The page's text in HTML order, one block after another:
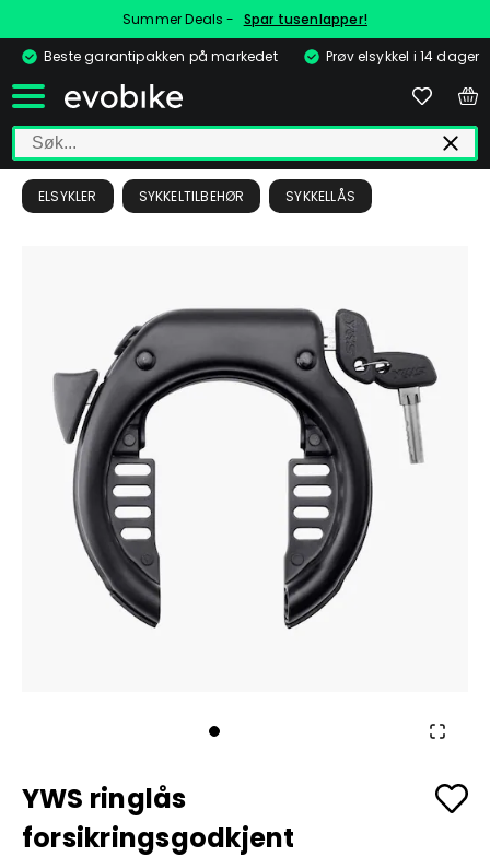
Summer Deals - Spar tusenlapper!
Beste garantipakken på markedet
Prøv elsykkel i 14 dager
ELSYKLER SYKKELTILBEHØR SYKKELLÅS
YWS ringlås
forsikringsgodkjent